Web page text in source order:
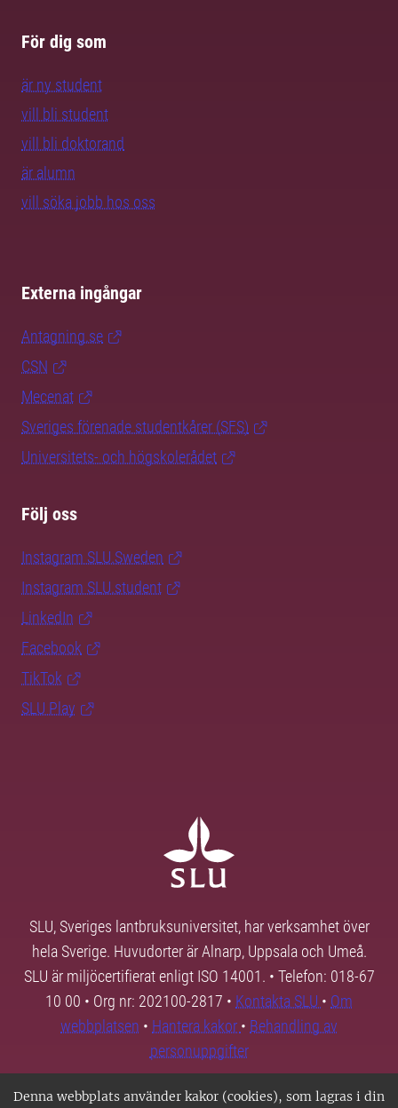
Denna webbplats använder kakor (cookies), som lagras i din
För dig som
är ny student
vill bli student
vill bli doktorand
är alumn
vill söka jobb hos oss
Externa ingångar
Antagning.se
CSN
Mecenat
Sveriges förenade studentkårer (SFS)
Universitets- och högskolerådet
Följ oss
Instagram SLU.Sweden
Instagram SLU.student
LinkedIn
Facebook
TikTok
SLU Play
SLU, Sveriges lantbruksuniversitet, har verksamhet över
hela Sverige. Huvudorter är Alnarp, Uppsala och Umeå.
SLU är miljöcertifierat enligt ISO 14001. • Telefon: 018-67
10 00 • Org nr: 202100-2817 • Kontakta SLU • Om
webbplatsen • Hantera kakor • Behandling av
personuppgifter